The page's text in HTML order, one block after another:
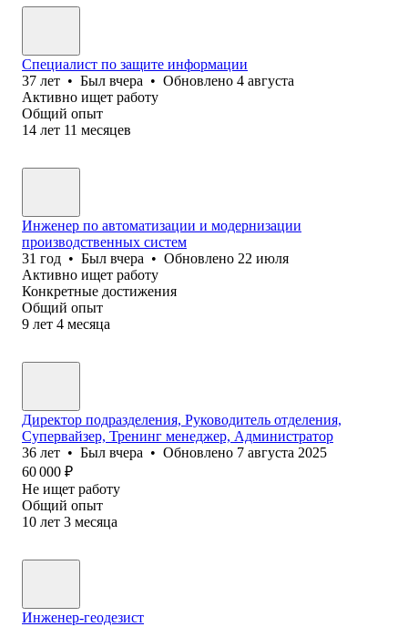
Специалист по защите информации
37 лет • Был вчера • Обновлено 4 августа
Активно ищет работу
Общий опыт
14 лет 11 месяцев
Инженер по автоматизации и модернизации
производственных систем
31 год • Был вчера • Обновлено 22 июля
Активно ищет работу
Конкретные достижения
Общий опыт
9 лет 4 месяца
Директор подразделения, Руководитель отделения,
Супервайзер, Тренинг менеджер, Администратор
36 лет • Был вчера • Обновлено 7 августа 2025
60 000 ₽
Не ищет работу
Общий опыт
10 лет 3 месяца
Инженер-геодезист